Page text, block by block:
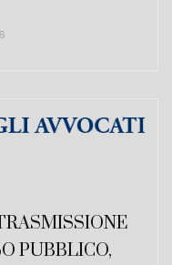
PUBBLICO,